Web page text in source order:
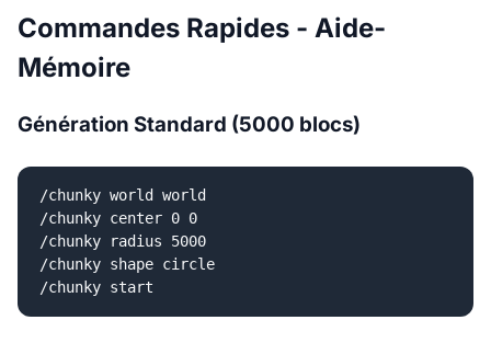
Commandes Rapides - Aide-
Mémoire
Génération Standard (5000 blocs)
/chunky world world
/chunky center 0 0
/chunky radius 5000
/chunky shape circle